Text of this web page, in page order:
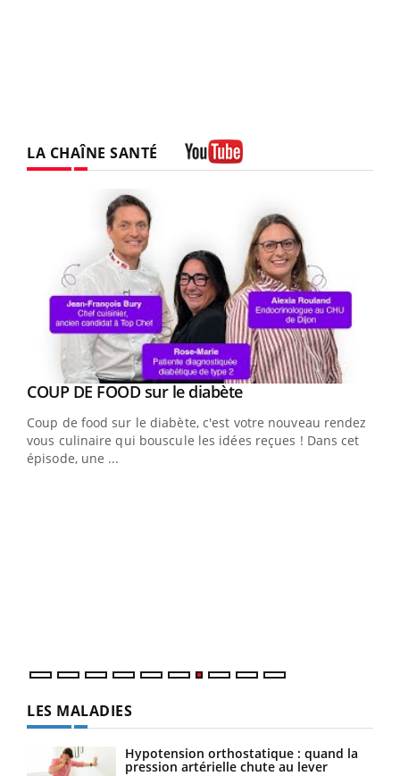
LA CHAÎNE SANTÉ
Youtube
COUP DE FOOD sur le diabèteYoutube
Coup de food sur le diabète, c'est votre nouveau rendez-
vous culinaire qui bouscule les idées reçues ! Dans cet
épisode, une ...
LES MALADIES
Hypotension orthostatique : quand la
pression artérielle chute au lever